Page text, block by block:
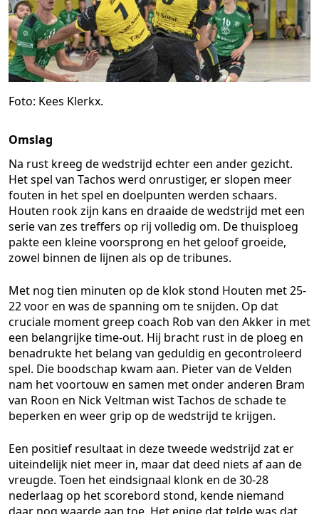
Foto: Kees Klerkx.
Omslag
Na rust kreeg de wedstrijd echter een ander gezicht.
Het spel van Tachos werd onrustiger, er slopen meer
fouten in het spel en doelpunten werden schaars.
Houten rook zijn kans en draaide de wedstrijd met een
serie van zes treffers op rij volledig om. De thuisploeg
pakte een kleine voorsprong en het geloof groeide,
zowel binnen de lijnen als op de tribunes.
Met nog tien minuten op de klok stond Houten met 25-
22 voor en was de spanning om te snijden. Op dat
cruciale moment greep coach Rob van den Akker in met
een belangrijke time-out. Hij bracht rust in de ploeg en
benadrukte het belang van geduldig en gecontroleerd
spel. Die boodschap kwam aan. Pieter van de Velden
nam het voortouw en samen met onder anderen Bram
van Roon en Nick Veltman wist Tachos de schade te
beperken en weer grip op de wedstrijd te krijgen.
Een positief resultaat in deze tweede wedstrijd zat er
uiteindelijk niet meer in, maar dat deed niets af aan de
vreugde. Toen het eindsignaal klonk en de 30-28
nederlaag op het scorebord stond, kende niemand